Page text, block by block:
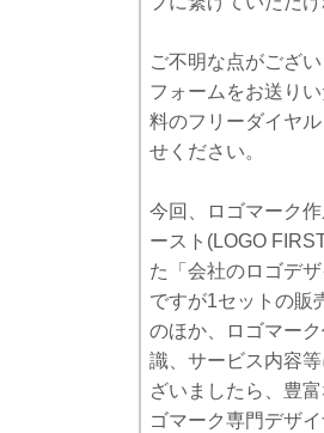
ご不明な点がござ
フォームをお送り
料のフリーダイヤ
せください。
今回、ロゴマーク
ースト(LOGO
た「会社のロゴデ
ですが1セットの販
のほか、ロゴマー
識、サービス内容
ざいましたら、豊
ゴマーク専門デザ